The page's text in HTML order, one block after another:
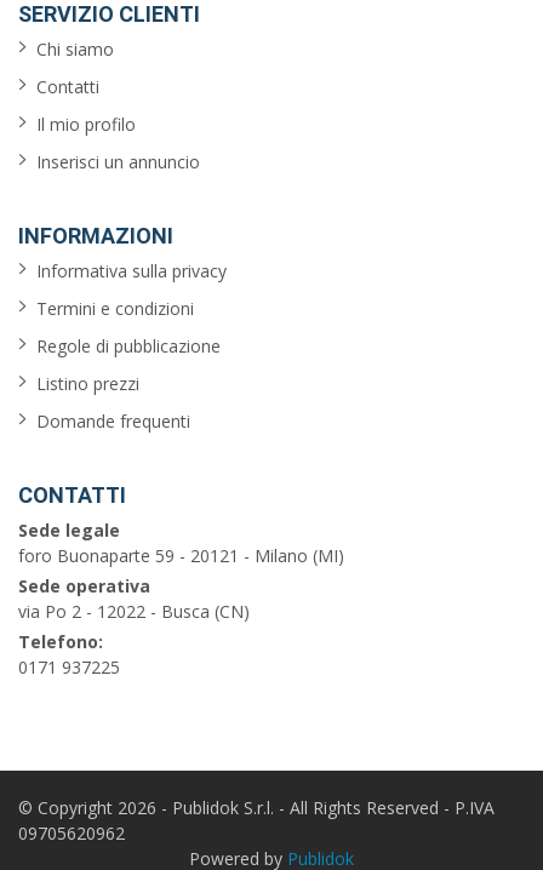
giardino
ascensore
condizionata
garage
barbecue
vista
sul
mare
Cerca
SERVIZIO CLIENTI
Chi siamo
Contatti
Il mio profilo
Inserisci un annuncio
INFORMAZIONI
Informativa sulla privacy
Termini e condizioni
Regole di pubblicazione
Listino prezzi
Domande frequenti
CONTATTI
Sede legale
foro Buonaparte 59 - 20121 - Milano (MI)
Sede operativa
via Po 2 - 12022 - Busca (CN)
Telefono:
0171 937225
© Copyright 2026 - Publidok S.r.l. - All Rights Reserved - P.IVA
09705620962
Powered by Publidok